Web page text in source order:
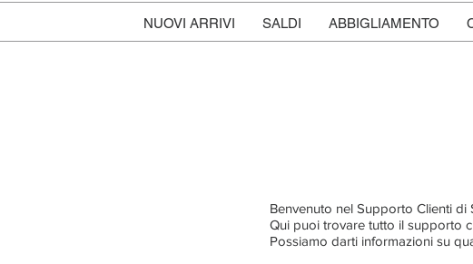
NUOVI ARRIVI SALDI ABBIGLIAMENTO
Benvenuto nel Supporto Clienti di
Qui puoi trovare tutto il supporto
Possiamo darti informazioni su